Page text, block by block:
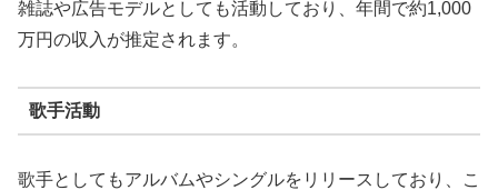
雑誌や広告モデルとしても活動しており、年間で約1,000
万円の収入が推定されます。
歌手活動
歌手としてもアルバムやシングルをリリースしており、こ